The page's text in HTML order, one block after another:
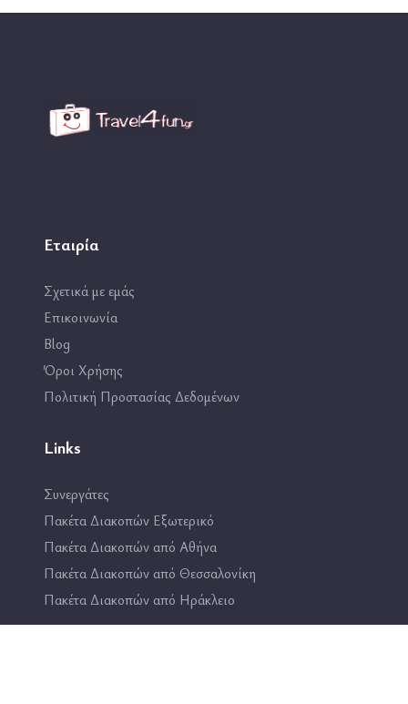
Εταιρία
Σχετικά με εμάς
Επικοινωνία
Blog
Όροι Χρήσης
Πολιτική Προστασίας Δεδομένων
Links
Συνεργάτες
Πακέτα Διακοπών Εξωτερικό
Πακέτα Διακοπών από Αθήνα
Πακέτα Διακοπών από Θεσσαλονίκη
Πακέτα Διακοπών από Ηράκλειο